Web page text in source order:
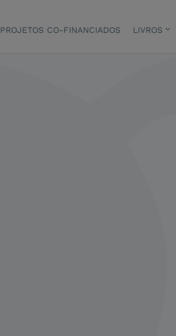
PROJETOS CO-FINANCIADOS LIVROS